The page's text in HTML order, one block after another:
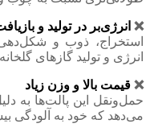
❌ انرژی‌بر در تولید و
استخراج، ذوب و
انرژی و تولید گازهای
❌ قیمت بالا و وزن زیاد
حمل‌ونقل این پالت‌ها به
می‌دهد که خود به آلودگی